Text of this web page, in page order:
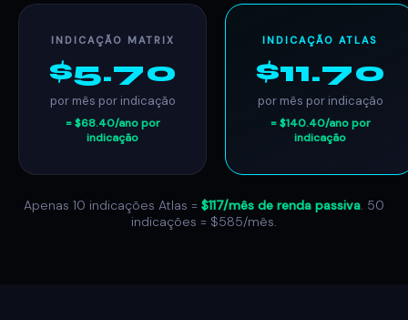
INDICAÇÃO MATRIX
$5.70
por mês por indicação
= $68.40/ano por
indicação
INDICAÇÃO ATLAS
$11.70
por mês por indicação
= $140.40/ano por
indicação
Apenas 10 indicações Atlas = $117/mês de renda passiva. 50
indicações = $585/mês.